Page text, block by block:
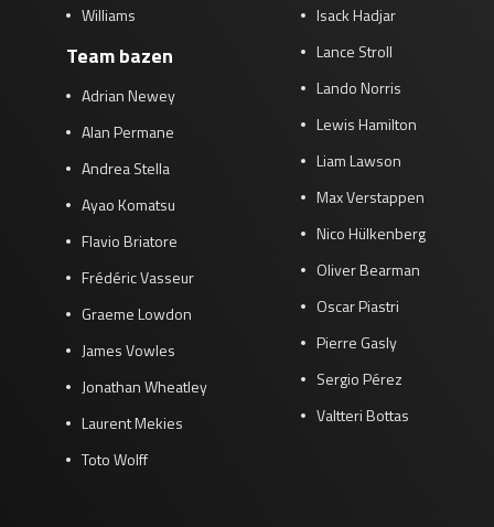
Williams
Team bazen
Adrian Newey
Alan Permane
Andrea Stella
Ayao Komatsu
Flavio Briatore
Frédéric Vasseur
Graeme Lowdon
James Vowles
Jonathan Wheatley
Laurent Mekies
Toto Wolff
Isack Hadjar
Lance Stroll
Lando Norris
Lewis Hamilton
Liam Lawson
Max Verstappen
Nico Hülkenberg
Oliver Bearman
Oscar Piastri
Pierre Gasly
Sergio Pérez
Valtteri Bottas